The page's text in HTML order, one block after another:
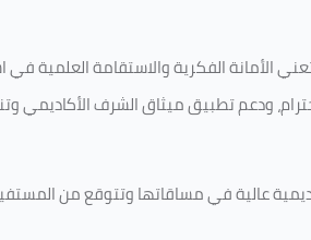
الأمانة الفكرية والاستقامة العلمية
ودعم تطبيق ميثاق الشرف الأكاديمي
عالية في مساقاتها وتتوقع من